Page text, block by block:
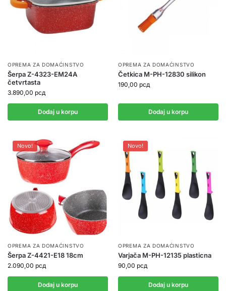
OPREMA ZA DOMAĆINSTVO
Šerpa Z-4323-EM24A
četvrtasta
3.890,00 рсд
Dodaj u korpu
OPREMA ZA DOMAĆINSTVO
Četkica M-PH-12830 silikon
190,00 рсд
Dodaj u korpu
Novo!
OPREMA ZA DOMAĆINSTVO
Šerpa Z-4421-E18 18cm
2.090,00 рсд
Dodaj u korpu
Novo!
OPREMA ZA DOMAĆINSTVO
Varjača M-PH-12135 plasticna
90,00 рсд
Dodaj u korpu